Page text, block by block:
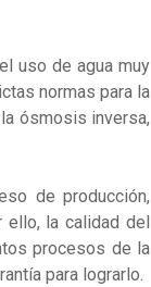
uso de agua muy
normas para la
ósmosis inversa,
de producción,
la calidad del
procesos de la
para lograrlo.